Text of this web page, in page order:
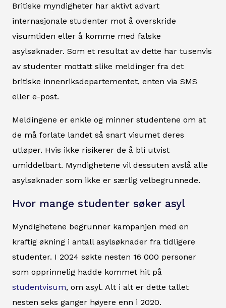
Britiske myndigheter har aktivt advart
internasjonale studenter mot å overskride
visumtiden eller å komme med falske
asylsøknader. Som et resultat av dette har tusenvis
av studenter mottatt slike meldinger fra det
britiske innenriksdepartementet, enten via SMS
eller e-post.
Meldingene er enkle og minner studentene om at
de må forlate landet så snart visumet deres
utløper. Hvis ikke risikerer de å bli utvist
umiddelbart. Myndighetene vil dessuten avslå alle
asylsøknader som ikke er særlig velbegrunnede.
Hvor mange studenter søker asyl
Myndighetene begrunner kampanjen med en
kraftig økning i antall asylsøknader fra tidligere
studenter. I 2024 søkte nesten 16 000 personer
som opprinnelig hadde kommet hit på
studentvisum, om asyl. Alt i alt er dette tallet
nesten seks ganger høyere enn i 2020.